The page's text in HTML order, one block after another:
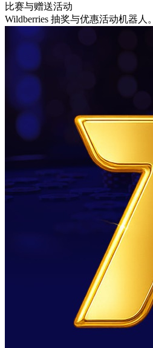
比赛与赠送活动
Wildberries 抽奖与优惠活动机器人。